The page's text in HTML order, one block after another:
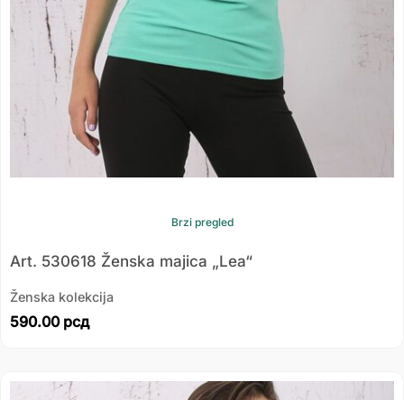
Brzi pregled
Art. 530618 Ženska majica „Lea“
Ženska kolekcija
590.00 рсд